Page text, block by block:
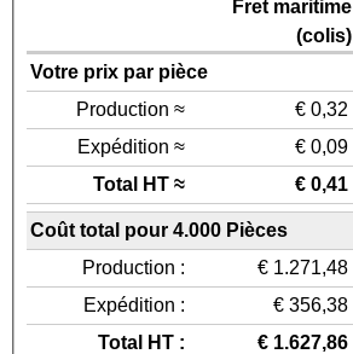
Fret maritime
(colis)
Votre prix par pièce
Production ≈
€ 0,32
Expédition ≈
€ 0,09
Total HT ≈
€ 0,41
Coût total pour 4.000 Pièces
Production :
€ 1.271,48
Expédition :
€ 356,38
Total HT :
€ 1.627,86